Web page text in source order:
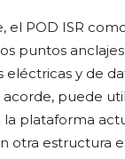
el POD ISR
puntos
eléctricas y de
puede
la plataforma
otra estructura